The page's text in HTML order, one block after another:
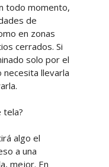
todo momento,
de
en zonas
cerrados. Si
solo por el
necesita llevarla
tela?
algo el
a una
mejor. En